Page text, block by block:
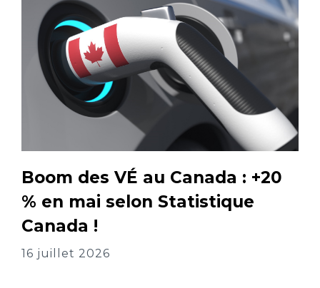
Boom des VÉ au Canada : +20
% en mai selon Statistique
Canada !
16 juillet 2026